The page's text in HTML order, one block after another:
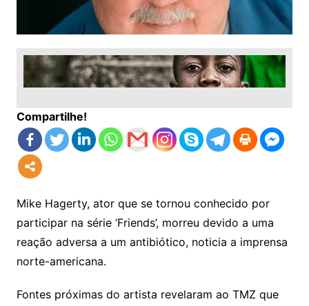
Compartilhe!
Mike Hagerty, ator que se tornou conhecido por
participar na série ‘Friends’, morreu devido a uma
reação adversa a um antibiótico, noticia a imprensa
norte-americana.
Fontes próximas do artista revelaram ao TMZ que